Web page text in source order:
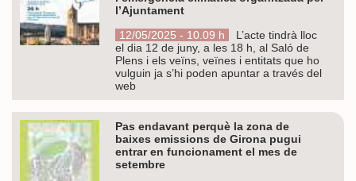
l’Ajuntament
12/05/2025 - 10.09 h
L’acte tindrà lloc
el dia 12 de juny, a les 18 h, al Saló de
Plens i els veïns, veïnes i entitats que ho
vulguin ja s’hi poden apuntar a través del
web
Pas endavant perquè la zona de
baixes emissions de Girona pugui
entrar en funcionament el mes de
setembre